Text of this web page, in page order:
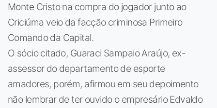
Monte Cristo na compra do jogador junto ao
Criciúma veio da facção criminosa Primeiro
Comando da Capital.
O sócio citado, Guaraci Sampaio Araújo, ex-
assessor do departamento de esporte
amadores, porém, afirmou em seu depoimento
não lembrar de ter ouvido o empresário Edvaldo